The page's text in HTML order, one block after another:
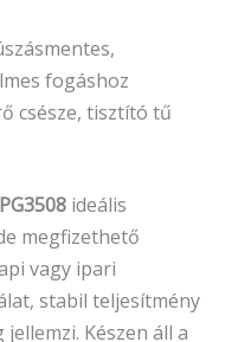
fogáshoz
csésze, tisztító tű
ideális
megfizethető
vagy ipari
stabil teljesítmény
Készen áll a